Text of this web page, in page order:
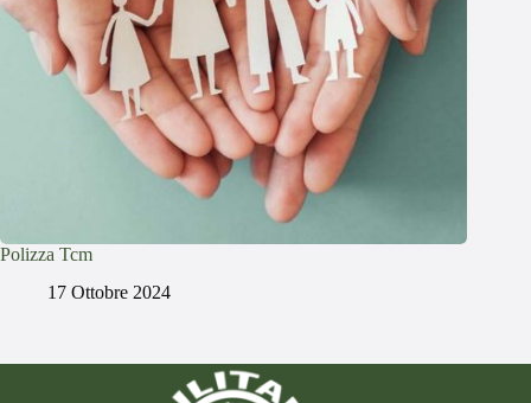
Polizza Tcm
17 Ottobre 2024